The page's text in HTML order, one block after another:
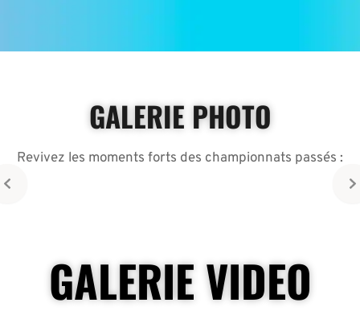
GALERIE PHOTO
Revivez les moments forts des championnats passés :
GALERIE VIDEO
L